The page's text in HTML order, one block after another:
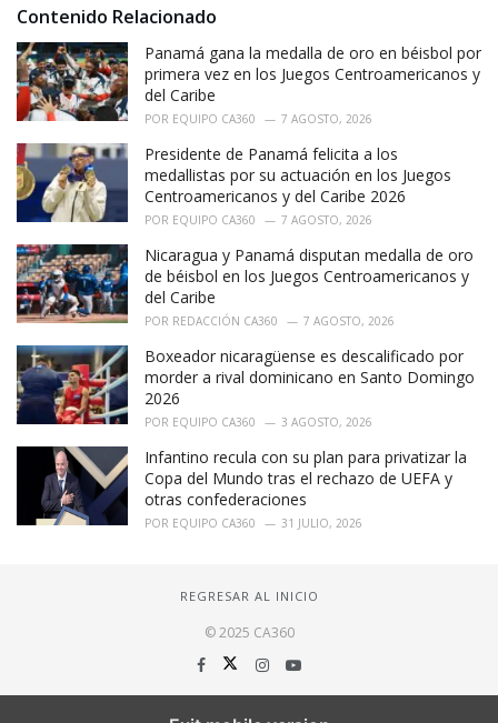
i
s
:
Contenido Relacionado
Panamá gana la medalla de oro en béisbol por
primera vez en los Juegos Centroamericanos y
del Caribe
POR EQUIPO CA360 7 AGOSTO, 2026
Presidente de Panamá felicita a los
medallistas por su actuación en los Juegos
Centroamericanos y del Caribe 2026
POR EQUIPO CA360 7 AGOSTO, 2026
Nicaragua y Panamá disputan medalla de oro
de béisbol en los Juegos Centroamericanos y
del Caribe
POR REDACCIÓN CA360 7 AGOSTO, 2026
Boxeador nicaragüense es descalificado por
morder a rival dominicano en Santo Domingo
2026
POR EQUIPO CA360 3 AGOSTO, 2026
Infantino recula con su plan para privatizar la
Copa del Mundo tras el rechazo de UEFA y
otras confederaciones
POR EQUIPO CA360 31 JULIO, 2026
REGRESAR AL INICIO
© 2025 CA360